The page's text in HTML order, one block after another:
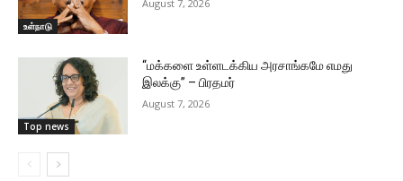
உள்நாடு
August 7, 2026
Top news
“மக்களை உள்ளடக்கிய அரசாங்கமே எமது
இலக்கு” – பிரதமர்
August 7, 2026